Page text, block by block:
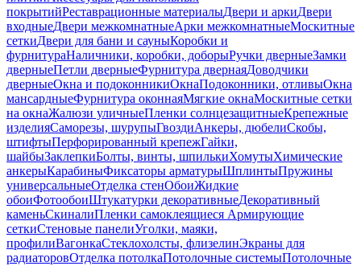
покрытийРеставрационные материалыДвери и аркиДвери
входныеДвери межкомнатныеАрки межкомнатныеМоскитные
сеткиДвери для бани и сауныКоробки и
фурнитураНаличники, коробки, доборыРучки дверныеЗамки
дверныеПетли дверныеФурнитура двернаяДоводчики
дверныеОкна и подоконникиОкнаПодоконники, отливыОкна
мансардныеФурнитура оконнаяМягкие окнаМоскитные сетки
на окнаЖалюзи уличныеПленки солнцезащитныеКрепежные
изделияСаморезы, шурупыГвоздиАнкеры, дюбелиСкобы,
штифтыПерфорированный крепежГайки,
шайбыЗаклепкиБолты, винты, шпилькиХомутыХимические
анкерыКарабиныФиксаторы арматурыШплинтыПружины
универсальныеОтделка стенОбоиЖидкие
обоиФотообоиШтукатурки декоративныеДекоративный
каменьСкиналиПленки самоклеящиеся Армирующие
сеткиСтеновые панелиУголки, маяки,
профилиВагонкаСтеклохолсты, флизелинЭкраны для
радиаторовОтделка потолкаПотолочные системыПотолочные